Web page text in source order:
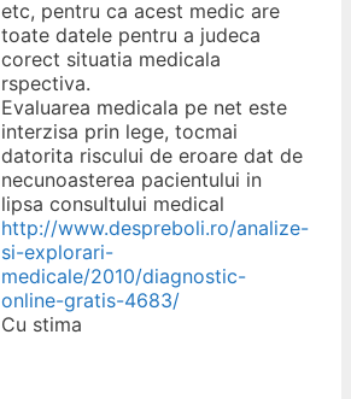
etc, pentru ca acest medic are
toate datele pentru a judeca
corect situatia medicala
rspectiva.
Evaluarea medicala pe net este
interzisa prin lege, tocmai
datorita riscului de eroare dat de
necunoasterea pacientului in
lipsa consultului medical
http://www.despreboli.ro/analize-
si-explorari-
medicale/2010/diagnostic-
online-gratis-4683/
Cu stima